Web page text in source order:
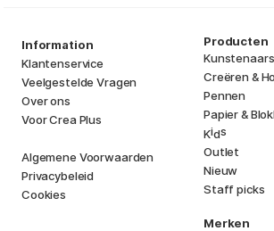
Information
Klantenservice
Veelgestelde Vragen
Over ons
Voor Crea Plus
Algemene Voorwaarden
Privacybeleid
Cookies
Producten
Creëren &
Pennen
Papier &
Kids
Outlet
Nieuw
Staff picks
Merken